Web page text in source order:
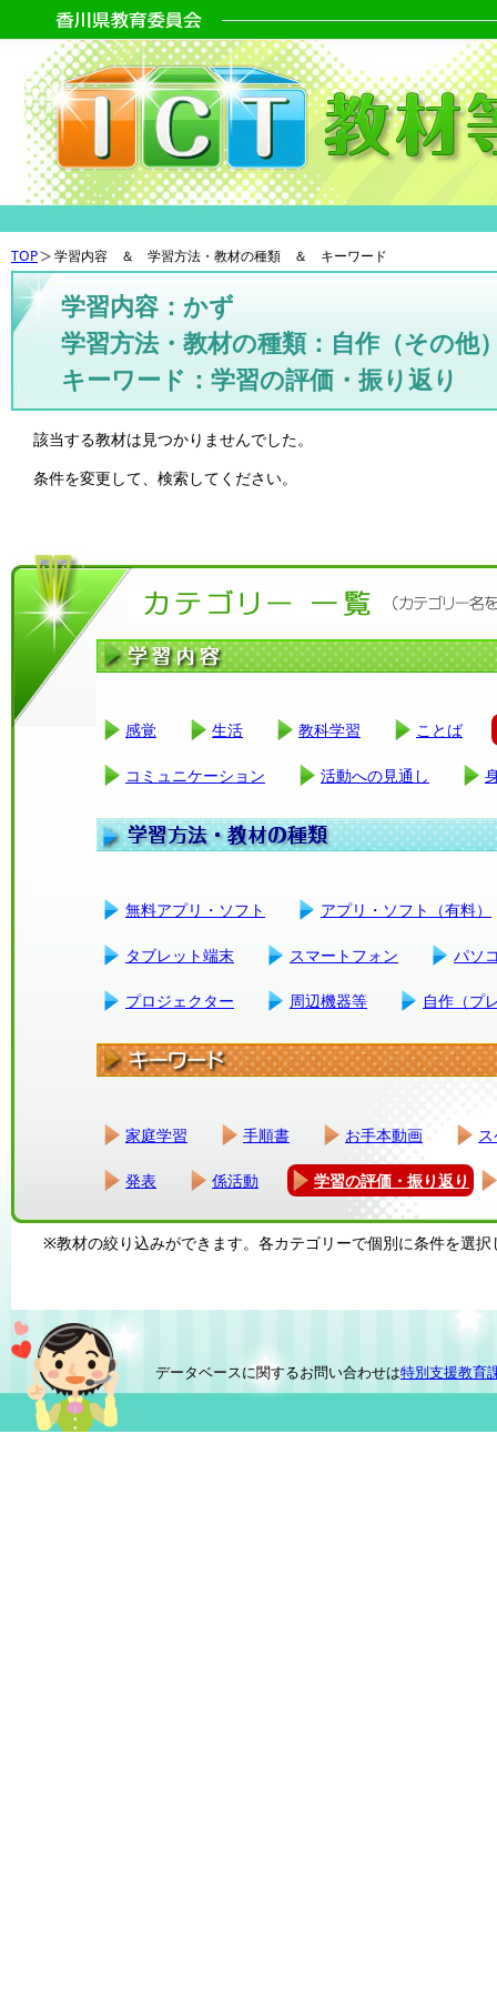
TOP 学習内容 ＆ 学習方法・教材の種類 ＆ キーワード
学習内容：かず
学習方法・教材の種類：自作（その他
キーワード：学習の評価・振り返り
該当する教材は見つかりませんでした。
条件を変更して、検索してください。
感覚 生活 教科学習 ことば
コミュニケーション 活動への見通し
無料アプリ・ソフト アプリ・ソフト（有料）
タブレット端末 スマートフォン パソ
プロジェクター 周辺機器等 自作（プ
家庭学習 手順書 お手本動画
発表 係活動 学習の評価・振り返り
※教材の絞り込みができます。各カテゴリーで個別に条件を選択
データベースに関するお問い合わせは特別支援教育